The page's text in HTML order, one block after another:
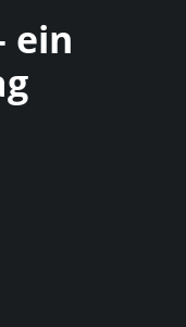
ein